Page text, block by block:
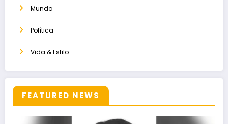
Mundo
Política
Vida & Estilo
FEATURED NEWS